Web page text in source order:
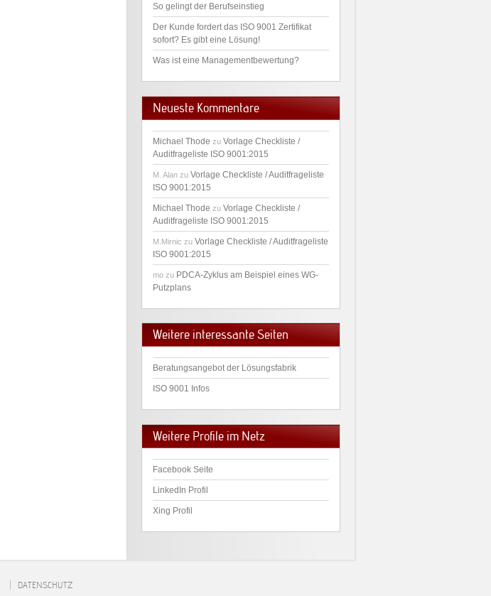
So gelingt der Berufseinstieg
Der Kunde fordert das ISO 9001 Zertifikat
sofort? Es gibt eine Lösung!
Was ist eine Managementbewertung?
Neueste Kommentare
Michael Thode zu Vorlage Checkliste /
Auditfrageliste ISO 9001:2015
M. Alan zu Vorlage Checkliste / Auditfrageliste
ISO 9001:2015
Michael Thode zu Vorlage Checkliste /
Auditfrageliste ISO 9001:2015
M.Mirnic zu Vorlage Checkliste / Auditfrageliste
ISO 9001:2015
mo zu PDCA-Zyklus am Beispiel eines WG-
Putzplans
Weitere interessante Seiten
Beratungsangebot der Lösungsfabrik
ISO 9001 Infos
Weitere Profile im Netz
Facebook Seite
LinkedIn Profil
Xing Profil
DATENSCHUTZ